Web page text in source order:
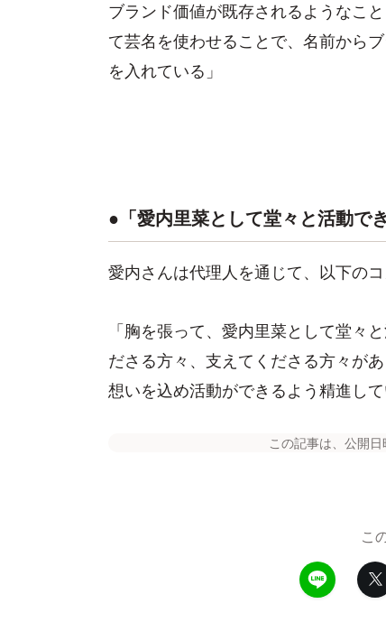
ブランド価値が既存されるようなこ
て芸名を使わせることで、名前から
を入れている」
●「愛内里菜として堂々と活動で
愛内さんは代理人を通じて、以下のコ
「胸を張って、愛内里菜として堂々
ださる方々、支えてくださる方々が
想いを込め活動ができるよう精進し
この記事は、公開日
こ